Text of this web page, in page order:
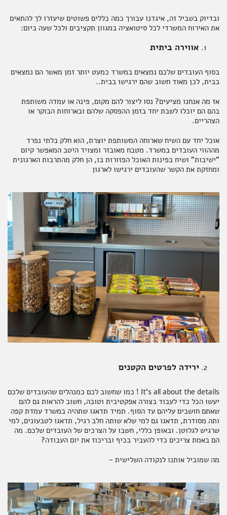
ובדיוק בשביל זה, איגדנו עבורך כמה כללים פשוטים שיעזרו לך להתאים
את האירוח המשרדי לכל סיטואציה במגוון תקציבים ולכל שעה ביום:
אווירה ביתית
בסוף העובדים שלכם נמצאים במשרד כמעט יותר זמן מאשר הם נמצאים
בבית, לכן מאוד חשוב שהם ירגישו בבית..
אז מה אנחנו מציעים? נסו ליצור להם מקום, פינה או עמדה משותפת
בהם הם יוכלו לשבת יחד בזמן ההפסקה שלהם ובארוחות הבוקר או
הצהריים.
אוכל יחד עם השיח שארוחה המשותפת יוצרת, הוא חלק בלתי נפרד
מההווי העובדים במשרד. מטבח מאובזר ומצויד היטב המאפשר קיום
"ישיבות" ושיח בפינות האוכל הפזורות בו, הן חלק מהתרבות הארגונית
ומחזקת את הקשר שהעובדים ירגישו לארגון
ירידה לפרטים הקטנים
It's all about the details ! כמו שחשוב לכם כמנהלים שהעובדים שלכם
יעשו הכל כדי לעבוד בצורה אפקטיבית וטובה, חשוב להראות גם להם
שאתם חושבים עליהם עד הסוף. תמיד תדאגו שתהיה במשרד עמדת קפה
ותה מסודרת, תדאגו גם למי שלא שותה חלב רגיל, תדאגו לטבעונים, למי
שרגיש לגלוטן. ובאופן כללי, חשבו על הצרכים של העובדים שלכם. מה
הם באמת צריכים כדי להעביר בכיף ובריכוז את יום העבודה?
מה שמוביל אותנו לנקודה השלישית –
משקאות לשולחן החג
מתנות לראש השנה
ארוחות שלמות
מגשי אירוח מתוקים
להשלמת האירוח
תבלינים
ממרחים מתוקים, שוקולד וממתקים
ביצים וחלב
אלכוהול ותזקיקים
חדר רחצה
טקסטיל
נרות וריחות
ילדים
אקססוריז
ספרים ומוצרי נייר